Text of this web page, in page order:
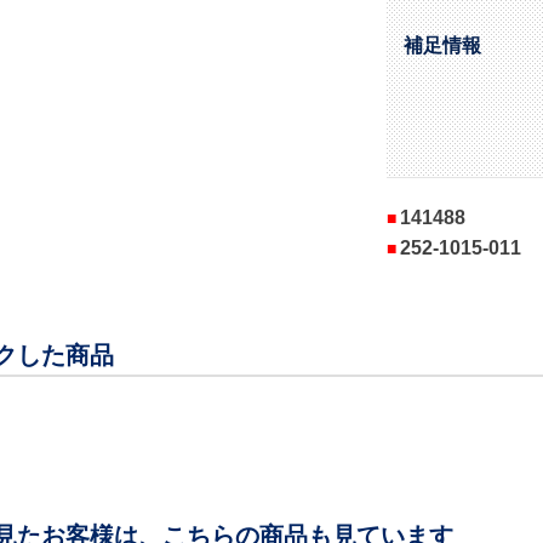
補足情報
141488
252-1015-011
した商品
たお客様は、こちらの商品も見ています